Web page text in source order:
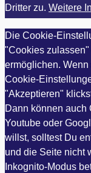
Dritter zu. Weitere
Die Cookie-
"Cookies
ermöglichen.
Cookie-
"Akzeptieren"
Dann können auch
Youtube oder
willst, solltest Du
und die Seite nicht
Inkognito-Modus